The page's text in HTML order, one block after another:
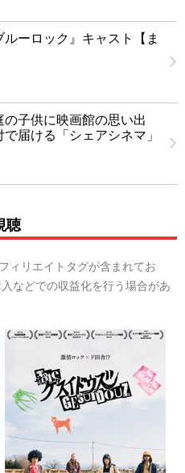
ーロック』キャスト【ま
の子供に映画館の思い出
で届ける「シェアシネマ」
聴
ィリエイトタグが含まれてお
などでの収益化を行う場合があ